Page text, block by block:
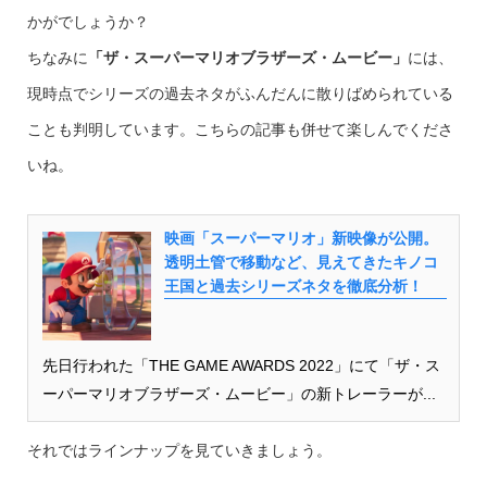
かがでしょうか？
ちなみに 「ザ・スーパーマリオブラザーズ・ムービー」 には、
現時点でシリーズの過去ネタがふんだんに散りばめられている
ことも判明しています。こちらの記事も併せて楽しんでくださ
いね。
映画「スーパーマリオ」新映像が公開。
透明土管で移動など、見えてきたキノコ
王国と過去シリーズネタを徹底分析！
先日行われた「THE GAME AWARDS 2022」にて「ザ・ス
ーパーマリオブラザーズ・ムービー」の新トレーラーが...
それではラインナップを見ていきましょう。